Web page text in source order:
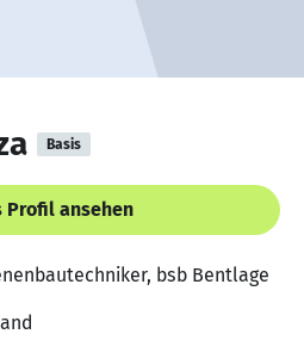
Basis
Profil ansehen
bsb Bentlage